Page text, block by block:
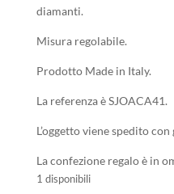
diamanti.
Misura regolabile.
Prodotto Made in Italy.
La referenza è SJOACA41.
L’oggetto viene spedito
La confezione regalo è in
1 disponibili